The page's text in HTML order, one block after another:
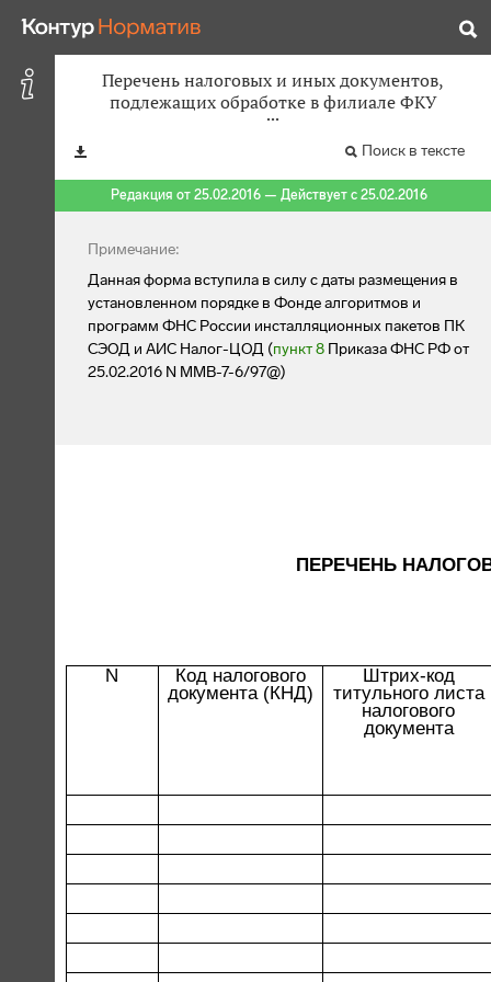
Перечень налоговых и иных документов,
подлежащих обработке в филиале ФКУ
Поиск в тексте
Редакция от 25.02.2016 — Действует с 25.02.2016
Примечание:
Данная форма вступила в силу с даты размещения в
установленном порядке в Фонде алгоритмов и
программ ФНС России инсталляционных пакетов ПК
СЭОД и АИС Налог-ЦОД (пункт 8 Приказа ФНС РФ от
25.02.2016 N ММВ-7-6/97@)
ПЕРЕЧЕНЬ
N
Код налогового
документа (КНД)
Штрих-код
титульного листа
налогового
документа